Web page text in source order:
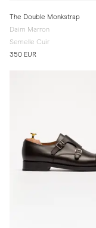
The Double Monkstrap
Daim Marron
Semelle Cuir
350 EUR